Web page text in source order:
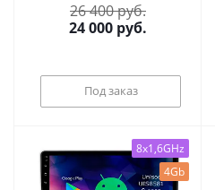
26 400 руб.
24 000 руб.
Под заказ
8x1,6GHz
4Gb